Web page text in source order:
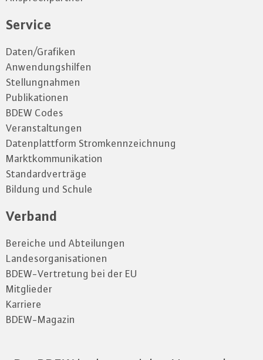
Service
Daten/Grafiken
Anwendungshilfen
Stellungnahmen
Publikationen
BDEW Codes
Veranstaltungen
Datenplattform Stromkennzeichnung
Marktkommunikation
Standardverträge
Bildung und Schule
Verband
Bereiche und Abteilungen
Landesorganisationen
BDEW-Vertretung bei der EU
Mitglieder
Karriere
BDEW-Magazin